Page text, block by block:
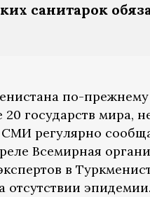
санитарок
по-
20 государств мира,
регулярно
Всемирная
в
отсутствии